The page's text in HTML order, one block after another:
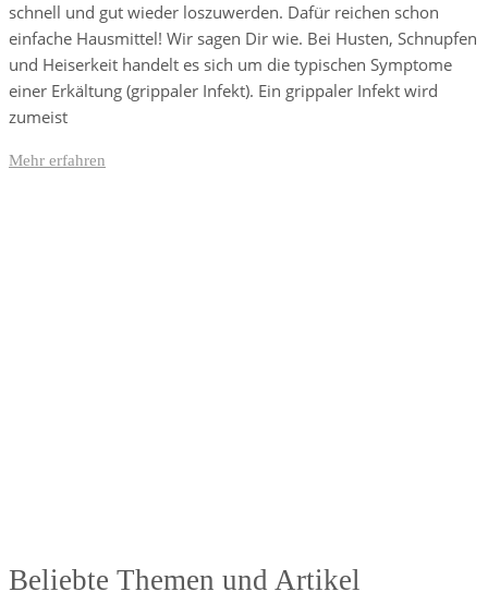
schnell und gut wieder loszuwerden. Dafür reichen schon
einfache Hausmittel! Wir sagen Dir wie. Bei Husten, Schnupfen
und Heiserkeit handelt es sich um die typischen Symptome
einer Erkältung (grippaler Infekt). Ein grippaler Infekt wird
zumeist
Mehr erfahren
Beliebte Themen und Artikel